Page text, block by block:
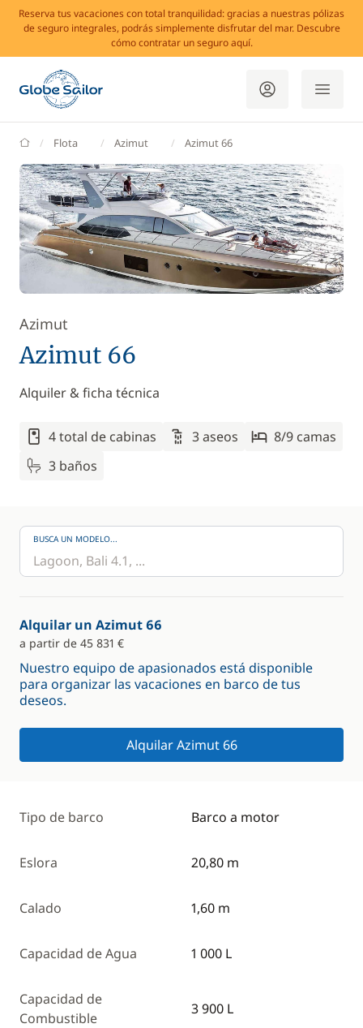
Reserva tus vacaciones con total tranquilidad: gracias a nuestras pólizas
de seguro integrales, podrás simplemente disfrutar del mar. Descubre
cómo contratar un seguro aquí.
GlobeSailor
Flota Azimut Azimut 66
Azimut
Azimut 66
Alquiler & ficha técnica
4 total de cabinas 3 aseos
8/9 camas
3 baños
BUSCA UN MODELO...
Alquilar un Azimut 66
a partir de 45 831 €
Nuestro equipo de apasionados está disponible
para organizar las vacaciones en barco de tus
deseos.
Alquilar Azimut 66
Tipo de barco Barco a motor
Eslora 20,80 m
Calado 1,60 m
Capacidad de Agua 1 000 L
Capacidad de
Combustible
3 900 L